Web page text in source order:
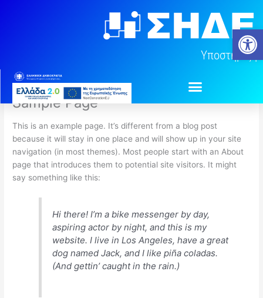
Υποστήριξη
Sample Page
This is an example page. It’s different from a blog post
because it will stay in one place and will show up in your site
navigation (in most themes). Most people start with an About
page that introduces them to potential site visitors. It might
say something like this:
Hi there! I’m a bike messenger by day,
aspiring actor by night, and this is my
website. I live in Los Angeles, have a great
dog named Jack, and I like piña coladas.
(And gettin’ caught in the rain.)